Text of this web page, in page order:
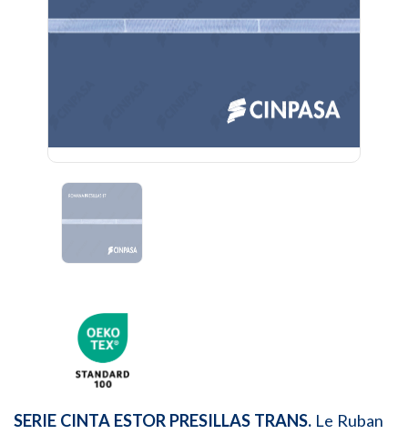
SERIE CINTA ESTOR PRESILLAS TRANS. Le Ruban